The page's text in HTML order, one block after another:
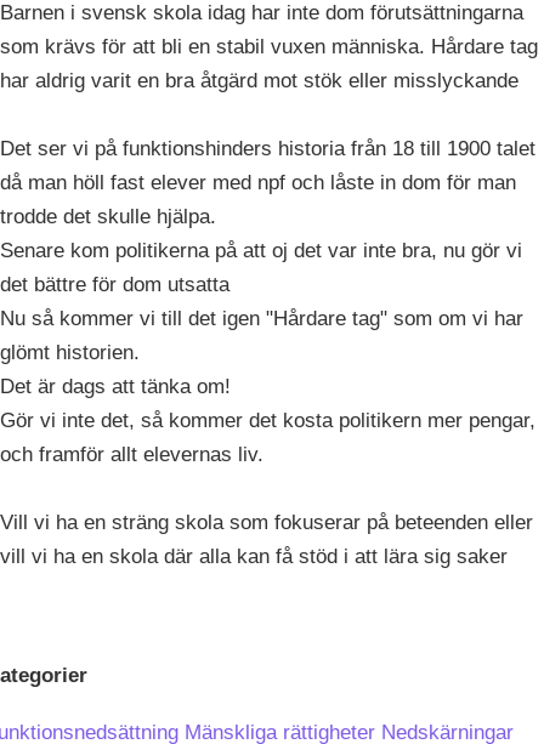
Barnen i svensk skola idag har inte dom förutsättningarna
som krävs för att bli en stabil vuxen människa. Hårdare tag
har aldrig varit en bra åtgärd mot stök eller misslyckande
Det ser vi på funktionshinders historia från 18 till 1900 talet
då man höll fast elever med npf och låste in dom för man
trodde det skulle hjälpa.
Senare kom politikerna på att oj det var inte bra, nu gör vi
det bättre för dom utsatta
Nu så kommer vi till det igen "Hårdare tag" som om vi har
glömt historien.
Det är dags att tänka om!
Gör vi inte det, så kommer det kosta politikern mer pengar,
och framför allt elevernas liv.
Vill vi ha en sträng skola som fokuserar på beteenden eller
vill vi ha en skola där alla kan få stöd i att lära sig saker
Mänskliga rättigheter Nedskärningar